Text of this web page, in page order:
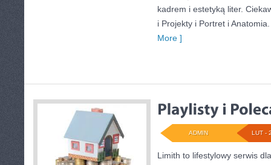
kadrem i estetyką liter.
i Projekty i Portret i
More ]
LUT -
ADMIN
Limith to lifestylowy serwis